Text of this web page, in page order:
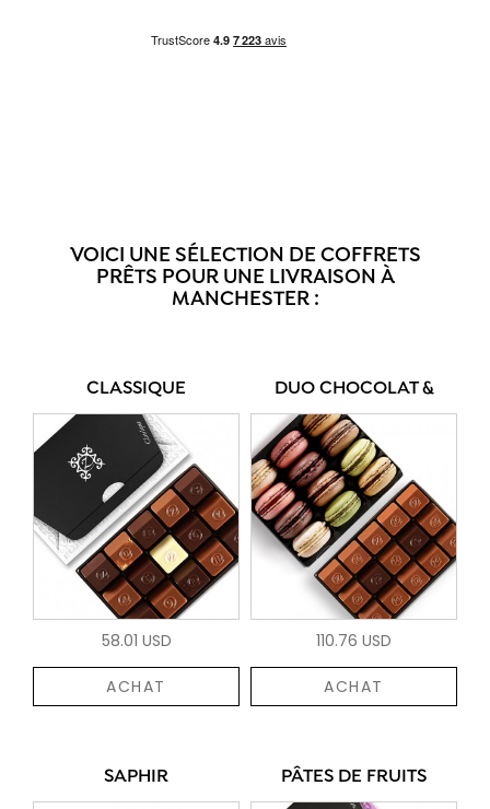
VOICI UNE SÉLECTION DE COFFRETS
PRÊTS POUR UNE LIVRAISON À
MANCHESTER :
CLASSIQUE
58.01 USD
ACHAT
DUO CHOCOLAT &
110.76 USD
ACHAT
SAPHIR PÂTES DE FRUITS